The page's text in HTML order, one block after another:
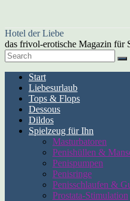
Hotel der Liebe
das frivol-erotische Magazin für
Start
Liebesurlaub
Tops & Flops
Dessous
Dildos
Spielzeug für Ihn
Masturbatoren
Penishüllen &
Penispumpen
Penisringe
Penisschlaufen &
Prostata-Stimulation